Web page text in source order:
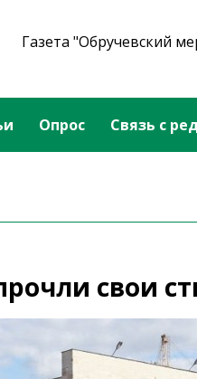
Газета "Обручевский
Опрос Связь с
свои